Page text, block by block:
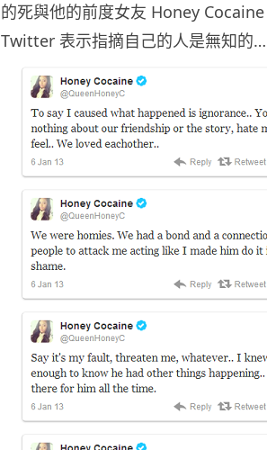
的死與他的前度女友 Honey
Twitter 表示指摘自己的人是無知的